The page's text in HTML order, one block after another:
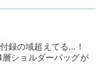
録の域超えてる…！
層ショルダーバッグが